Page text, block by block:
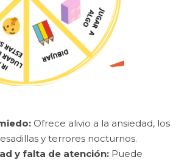
Ofrece alivio a la ansiedad, los
y terrores nocturnos.
y falta de atención: Puede